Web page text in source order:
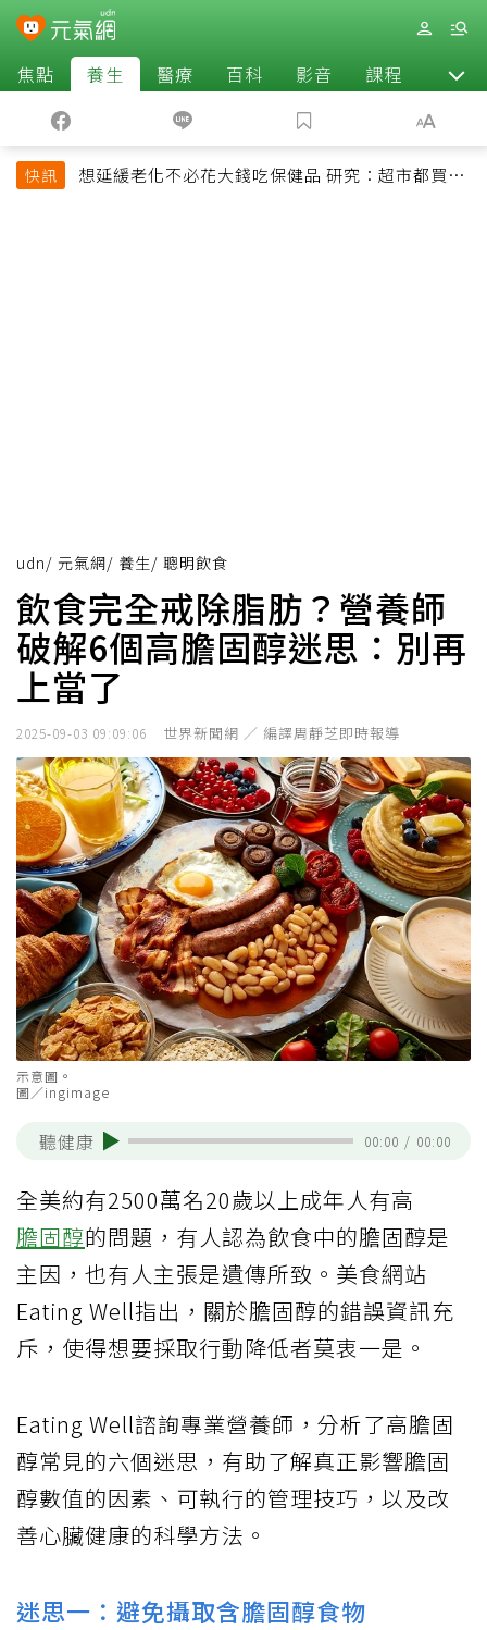
焦點 養生 醫療 百科 影音 課程 退休
快訊
想延緩老化不必花大錢吃保健品 研究：超市都買得
udn/ 元氣網/ 養生/ 聰明飲食
飲食完全戒除脂肪？營養師
破解6個高膽固醇迷思：別再
上當了
2025-09-03 09:09:06 世界新聞網 ／ 編譯周靜芝即時報導
示意圖。
圖／ingimage
聽健康 00:00 / 00:00
全美約有2500萬名20歲以上成年人有高
膽固醇的問題，有人認為飲食中的膽固醇是
主因，也有人主張是遺傳所致。美食網站
Eating Well指出，關於膽固醇的錯誤資訊充
斥，使得想要採取行動降低者莫衷一是。
Eating Well諮詢專業營養師，分析了高膽固
醇常見的六個迷思，有助了解真正影響膽固
醇數值的因素、可執行的管理技巧，以及改
善心臟健康的科學方法。
迷思一：避免攝取含膽固醇食物